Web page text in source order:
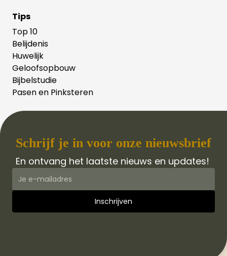
Tips
Top 10
Belijdenis
Huwelijk
Geloofsopbouw
Bijbelstudie
Pasen en Pinksteren
Schrijf je in voor onze nieuwsbrief
En ontvang het laatste nieuws en updates!